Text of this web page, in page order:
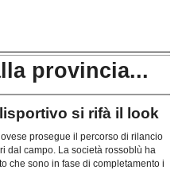
provincia...
si rifà il look
prosegue il percorso di rilancio
dal campo. La società rossoblù ha
che sono in fase di completamento i